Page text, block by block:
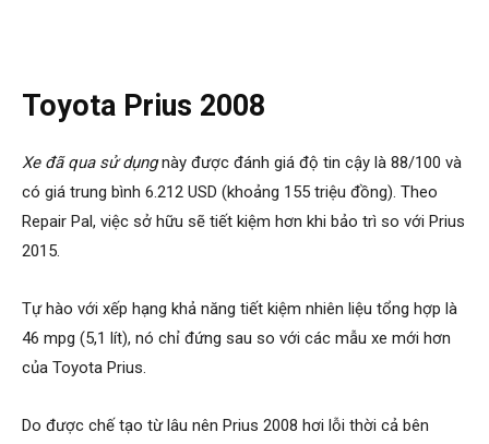
Toyota Prius 2008
Xe đã qua sử dụngnày được đánh giá độ tin cậy là 88/100 và
có giá trung bình 6.212 USD (khoảng 155 triệu đồng). Theo
Repair Pal, việc sở hữu sẽ tiết kiệm hơn khi bảo trì so với Prius
2015.
Tự hào với xếp hạng khả năng tiết kiệm nhiên liệu tổng hợp là
46 mpg (5,1 lít), nó chỉ đứng sau so với các mẫu xe mới hơn
của Toyota Prius.
Do được chế tạo từ lâu nên Prius 2008 hơi lỗi thời cả bên